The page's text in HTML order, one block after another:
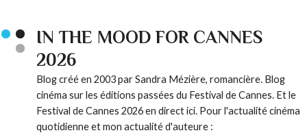
IN THE MOOD FOR CANNES
2026
Blog créé en 2003 par Sandra Mézière, romancière. Blog
cinéma sur les éditions passées du Festival de Cannes. Et le
Festival de Cannes 2026 en direct ici. Pour l'actualité cinéma
quotidienne et mon actualité d'auteure :